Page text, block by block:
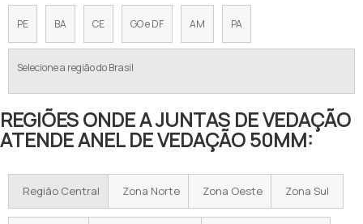
PE BA CE GO e DF AM PA
Selecione a região do Brasil
REGIÕES ONDE A JUNTAS DE VEDAÇÃO
ATENDE ANEL DE VEDAÇÃO 50MM:
Região Central Zona Norte Zona Oeste Zona Sul